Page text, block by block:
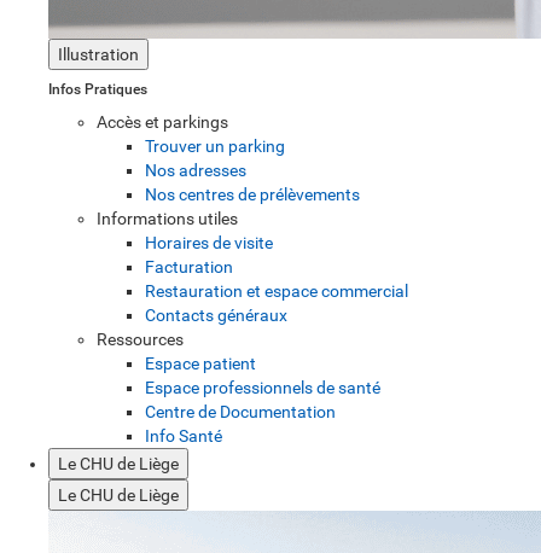
Illustration
Infos Pratiques
Accès et parkings
Trouver un parking
Nos adresses
Nos centres de prélèvements
Informations utiles
Horaires de visite
Facturation
Restauration et espace commercial
Contacts généraux
Ressources
Espace patient
Espace professionnels de santé
Centre de Documentation
Info Santé
Le CHU de Liège
Le CHU de Liège